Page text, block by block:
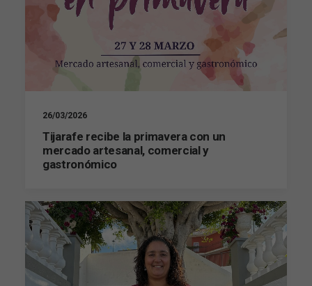
26/03/2026
Tijarafe recibe la primavera con un
mercado artesanal, comercial y
gastronómico